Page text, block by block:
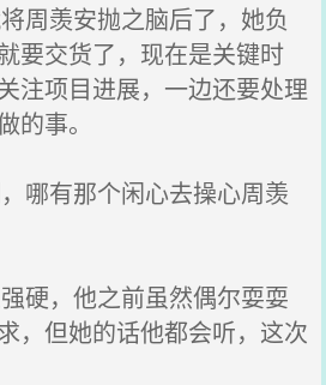
周羡安抛之脑后了，她负
要交货了，现在是关键时
注项目进展，一边还要处理
的事。
哪有那个闲心去操心周羡
硬，他之前虽然偶尔耍耍
，但她的话他都会听，这次